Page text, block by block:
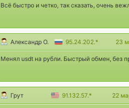
Всё быстро и четко, так сказать, очень
Александр О. 95.24.202.* 23
Менял usdt на рубли. Быстрый обмен, без
Грут 91.132.57.* 22